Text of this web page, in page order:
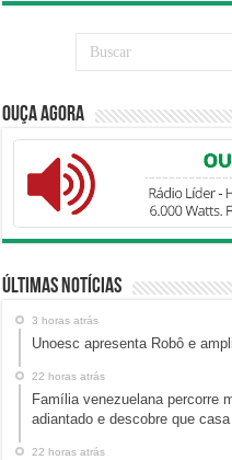
Ouça Agora
Últimas Notícias
3 horas atrás
Unoesc apresenta Robô e
22 horas atrás
Família venezuelana percorre
adiantado e descobre que
22 horas atrás